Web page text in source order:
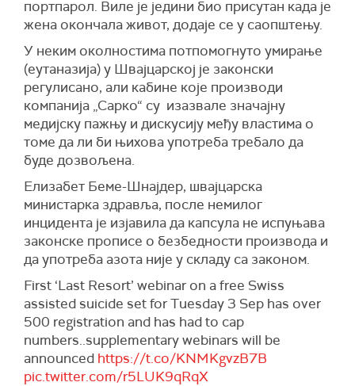
портпарол. Виле је једини био присутан када је
жена окончала живот, додаје се у саопштењу.
У неким околностима потпомогнуто умирање
(еутаназија) у Швајцарској је законски
регулисано, али кабине које производи
компанија „Сарко“ су изазвале значајну
медијску пажњу и дискусију међу властима о
томе да ли би њихова употреба требало да
буде дозвољена.
Елизабет Беме-Шнајдер, швајцарска
министарка здравља, после немилог
инцидента је изјавила да капсула не испуњава
законске прописе о безбедности производа и
да употреба азота није у складу са законом.
First ‘Last Resort’ webinar on a free Swiss
assisted suicide set for Tuesday 3 Sep has over
500 registration and has had to cap
numbers..supplementary webinars will be
announced https://t.co/KNMKgvzB7B
pic.twitter.com/r5LUK9qRqX